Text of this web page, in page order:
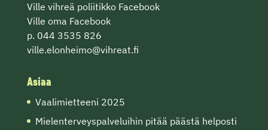
Ville vihreä poliitikko Facebook
Ville oma Facebook
p. 044 3535 826
ville.elonheimo@vihreat.fi
Asiaa
Vaalimietteeni 2025
Mielenterveyspalveluihin pitää päästä helposti